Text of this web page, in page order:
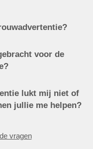
voor de
lukt mij niet of
jullie me helpen?
vragen